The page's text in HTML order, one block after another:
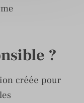
?
créée pour